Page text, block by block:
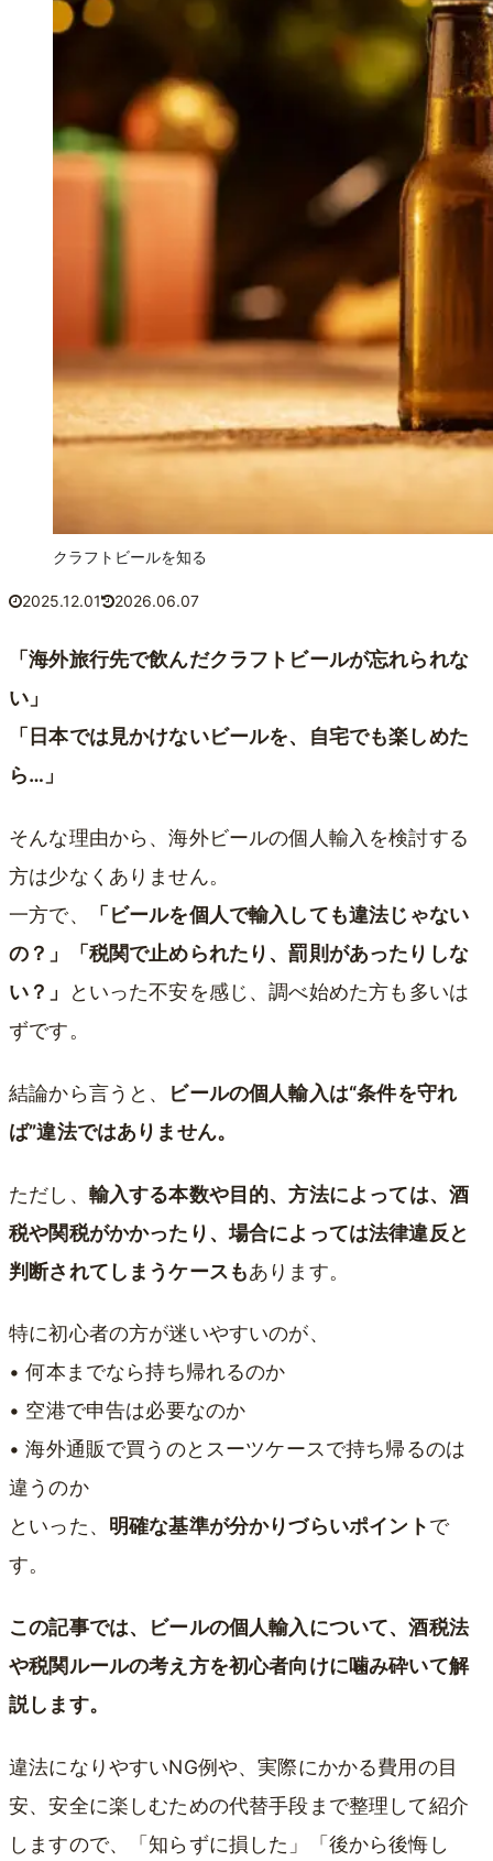
クラフトビールを知る
2025.12.01 2026.06.07
「海外旅行先で飲んだクラフトビールが忘れられな
い」
「日本では見かけないビールを、自宅でも楽しめた
ら…」
そんな理由から、海外ビールの個人輸入を検討する
方は少なくありません。
一方で、
「ビールを個人で輸入しても違法じゃない
の？」「税関で止められたり、罰則があったりしな
い？」
といった不安を感じ、調べ始めた方も多いは
ずです。
結論から言うと、
ビールの個人輸入は“条件を守れ
ば”違法ではありません。
ただし、 輸入する本数や目的、方法によっては、酒
税や関税がかかったり、場合によっては法律違反と
判断されてしまうケースもあります。
特に初心者の方が迷いやすいのが、
• 何本までなら持ち帰れるのか
• 空港で申告は必要なのか
• 海外通販で買うのとスーツケースで持ち帰るのは
違うのか
といった、 明確な基準が分かりづらいポイントで
す。
この記事では、ビールの個人輸入について、酒税法
や税関ルールの考え方を初心者向けに噛み砕いて解
説します。
違法になりやすいNG例や、実際にかかる費用の目
安、安全に楽しむための代替手段まで整理して紹介
しますので、「知らずに損した」「後から後悔し